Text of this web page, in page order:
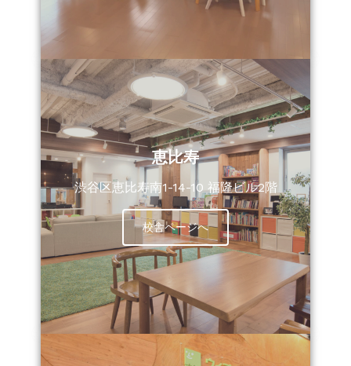
恵比寿
渋谷区恵比寿南1-14-10 福隆ビル2階
校舎ページへ